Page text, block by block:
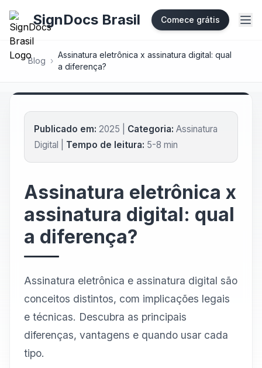
SignDocs Brasil Comece grátis
Blog ›
Assinatura eletrônica x assinatura digital: qual
a diferença?
Publicado em: 2025 | Categoria: Assinatura
Digital | Tempo de leitura: 5-8 min
Assinatura eletrônica x
assinatura digital: qual
a diferença?
Assinatura eletrônica e assinatura digital são
conceitos distintos, com implicações legais
e técnicas. Descubra as principais
diferenças, vantagens e quando usar cada
tipo.